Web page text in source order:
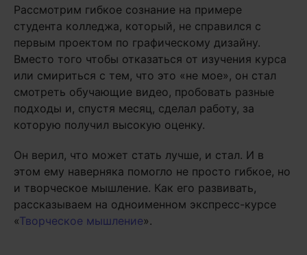
Рассмотрим гибкое сознание на примере
студента колледжа, который, не справился с
первым проектом по графическому дизайну.
Вместо того чтобы отказаться от изучения курса
или смириться с тем, что это «не мое», он стал
смотреть обучающие видео, пробовать разные
подходы и, спустя месяц, сделал работу, за
которую получил высокую оценку.
Он верил, что может стать лучше, и стал. И в
этом ему наверняка помогло не просто гибкое, но
и творческое мышление. Как его развивать,
рассказываем на одноименном экспресс-курсе
«Творческое мышление».